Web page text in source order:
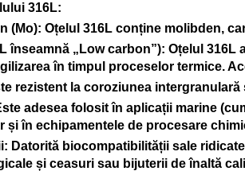
316L:
(Mo): Oțelul 316L conține molibden,
înseamnă „Low carbon”): Oțelul 316L
în timpul proceselor termice.
rezistent la coroziunea
adesea folosit în aplicații marine
și în echipamentele de procesare
: Datorită biocompatibilității sale
și ceasuri sau bijuterii de înaltă